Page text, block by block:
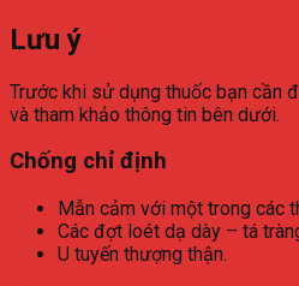
Lưu ý
Trước khi sử dụng thuốc bạn cần
và tham khảo thông tin bên dưới.
Chống chỉ định
Mẫn cảm với một trong các
Các đợt loét dạ dày – tá
U tuyến thượng thận.